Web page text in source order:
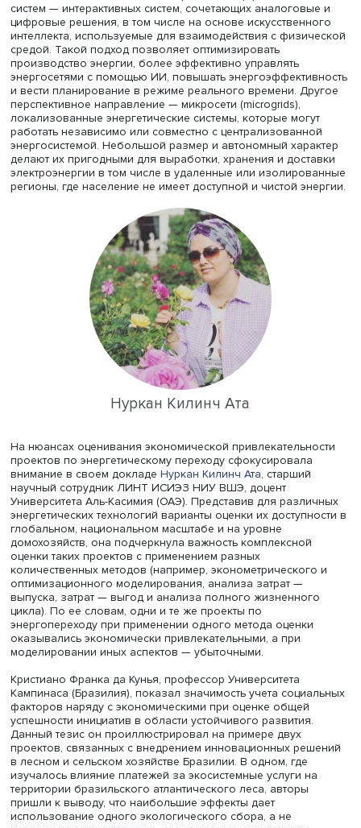
Алексей Михеев
Как с помощью цифровых решений дать ответ на
вызовы, сопровождающие проекты по трансформации
энергетического сектора, обозначил Алексей Михеев,
заведующий Научно-аналитическим центром Института
энергетики имени Л.А. Мелентьева СО РАН. По его
большой потенциал имеет внедрение киберфизических
систем — интерактивных систем, сочетающих
цифровые решения, в том числе на основе
интеллекта, используемые для взаимодействия с
средой. Такой подход позволяет оптимизировать
производство энергии, более эффективно управлять
энергосетями с помощью ИИ, повышать
перспективное направление — микросети (microgrids),
локализованные энергетические системы, которые
работать независимо или совместно с
энергосистемой. Небольшой размер и автономный
делают их пригодными для выработки, хранения и
электроэнергии в том числе в удаленные или
регионы, где население не имеет доступной и чистой
Нуркан Килинч Ата